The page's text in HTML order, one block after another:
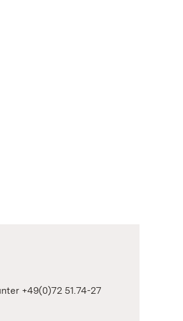
+49(0)72 51.74-27